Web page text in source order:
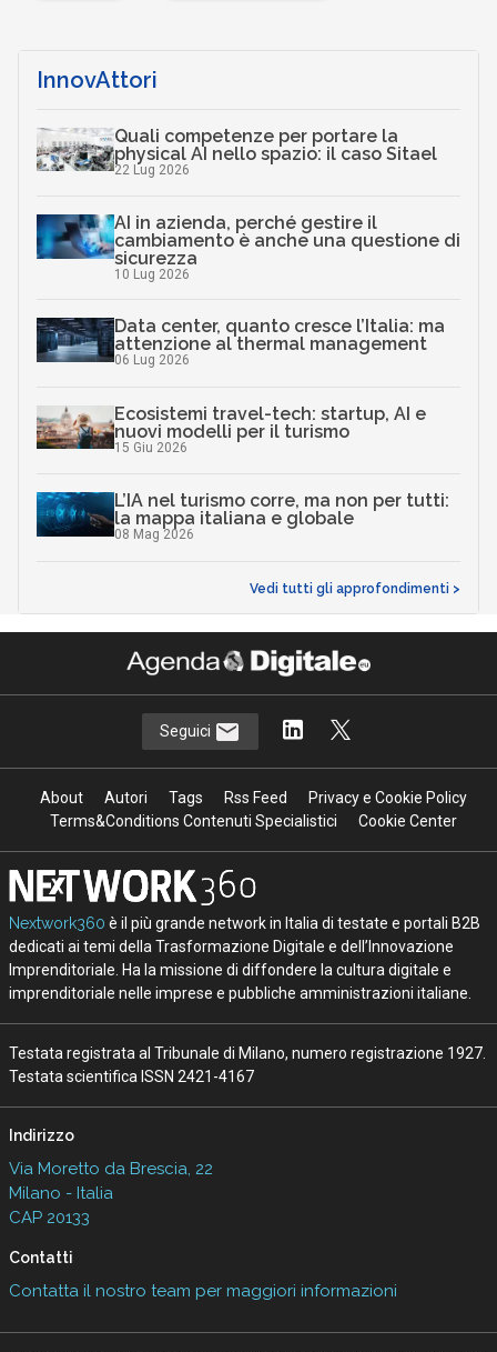
InnovAttori
Quali competenze per portare la
physical AI nello spazio: il caso Sitael
22 Lug 2026
AI in azienda, perché gestire il
cambiamento è anche una questione di
sicurezza
10 Lug 2026
Data center, quanto cresce l’Italia: ma
attenzione al thermal management
06 Lug 2026
Ecosistemi travel-tech: startup, AI e
nuovi modelli per il turismo
15 Giu 2026
L’IA nel turismo corre, ma non per tutti:
la mappa italiana e globale
08 Mag 2026
Vedi tutti gli approfondimenti >
Seguici
About Autori Tags Rss Feed
Privacy e Cookie Policy
Terms&Conditions Contenuti Specialistici
Cookie Center
Nextwork360 è il più grande network in Italia di testate e portali B2B
dedicati ai temi della Trasformazione Digitale e dell’Innovazione
Imprenditoriale. Ha la missione di diffondere la cultura digitale e
imprenditoriale nelle imprese e pubbliche amministrazioni italiane.
Testata registrata al Tribunale di Milano, numero registrazione 1927.
Testata scientifica ISSN 2421-4167
Indirizzo
Via Moretto da Brescia, 22
Milano - Italia
CAP 20133
Contatti
Contatta il nostro team per maggiori informazioni